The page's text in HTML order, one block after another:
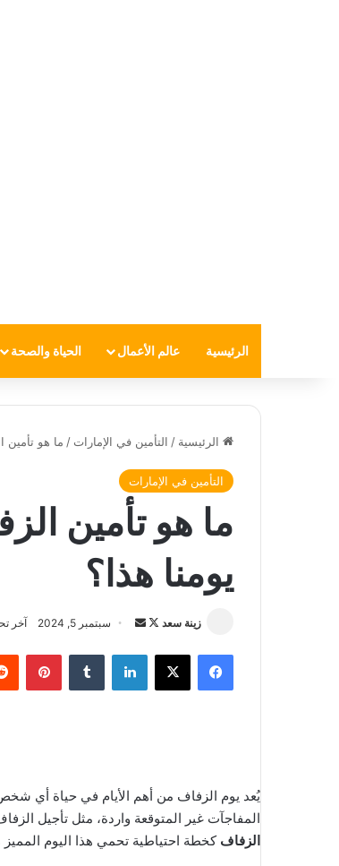
الرئيسية عالم الأعمال الحياة والصحة
الرئيسية / التأمين في الإمارات / ما هو تأمين
التأمين في الإمارات
ما هو تأمين
يومنا هذا؟
زينة سعد
ت
ع
س
ل
ل
سبتمبر 5, 2024 آخر
فيسبوك لينكدإن بينتيريست
يُعد يوم الزفاف من أهم الأيام في حياة أي
المفاجآت غير المتوقعة واردة، مثل تأجيل
الزفاف كخطة احتياطية تحمي هذا اليوم